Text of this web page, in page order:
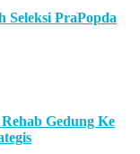
Seleksi PraPopda
Gedung Ke